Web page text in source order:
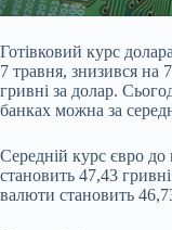
Готівковий курс
7 травня, знизився на 7
гривні за долар.
банках можна за
Середній курс євро до
становить 47,43
валюти становить